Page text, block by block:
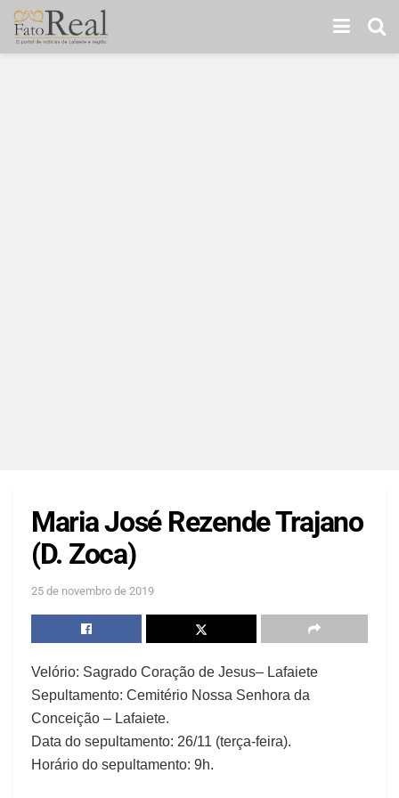
Maria José Rezende Trajano
(D. Zoca)
25 de novembro de 2019
Velório: Sagrado Coração de Jesus– Lafaiete
Sepultamento: Cemitério Nossa Senhora da
Conceição – Lafaiete.
Data do sepultamento: 26/11 (terça-feira).
Horário do sepultamento: 9h.